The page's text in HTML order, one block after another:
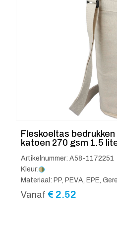
Fleskoeltas
katoen 270 gsm 1.5
Artikelnummer: A58-1172251
Kleur:
Materiaal: PP, PEVA, EPE,
Vanaf € 2.52